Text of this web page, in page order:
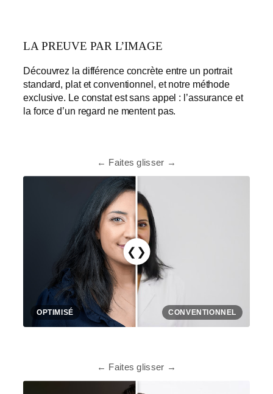
LA PREUVE PAR L’IMAGE
Découvrez la différence concrète entre un portrait
standard, plat et conventionnel, et notre méthode
exclusive. Le constat est sans appel : l’assurance et
la force d’un regard ne mentent pas.
← Faites glisser →
❮❯
OPTIMISÉ CONVENTIONNEL
← Faites glisser →